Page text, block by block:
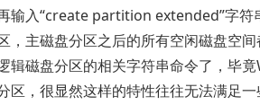
入“create partition extended”字符
，主磁盘分区之后的所有空闲磁盘空
辑磁盘分区的相关字符串命令了，毕
区，很显然这样的特性往往无法满足